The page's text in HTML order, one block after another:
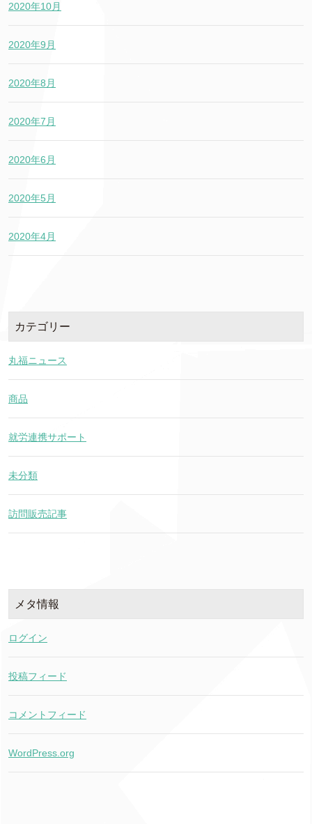
2020年10月
2020年9月
2020年8月
2020年7月
2020年6月
2020年5月
2020年4月
カテゴリー
丸福ニュース
商品
就労連携サポート
未分類
訪問販売記事
メタ情報
ログイン
投稿フィード
コメントフィード
WordPress.org